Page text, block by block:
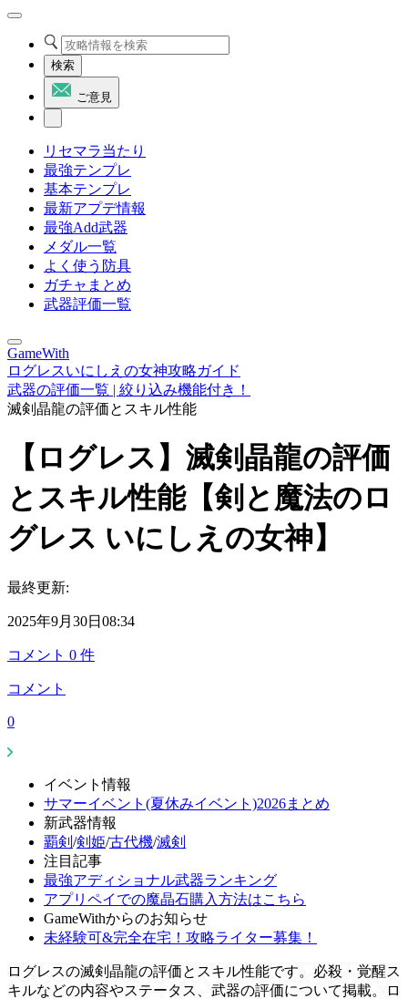
検索
ご意見
リセマラ当たり
最強テンプレ
基本テンプレ
最新アプデ情報
最強Add武器
メダル一覧
よく使う防具
ガチャまとめ
武器評価一覧
GameWith
ログレスいにしえの女神攻略ガイド
武器の評価一覧 | 絞り込み機能付き！
滅剣晶龍の評価とスキル性能
【ログレス】滅剣晶龍の評価
とスキル性能【剣と魔法のロ
グレス いにしえの女神】
最終更新:
2025年9月30日08:34
コメント 0 件
コメント
0
イベント情報
サマーイベント(夏休みイベント)2026まとめ
新武器情報
覇剣 /剣姫/古代機/滅剣
注目記事
最強アディショナル武器ランキング
アプリペイでの魔晶石購入方法はこちら
GameWithからのお知らせ
未経験可&完全在宅！攻略ライター募集！
ログレスの滅剣晶龍の評価とスキル性能です。必殺・覚醒ス
キルなどの内容やステータス、武器の評価について掲載。ロ